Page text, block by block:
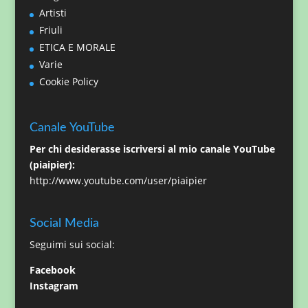
Artisti
Friuli
ETICA E MORALE
Varie
Cookie Policy
Canale YouTube
Per chi desiderasse iscriversi al mio canale YouTube
(piaipier):
http://www.youtube.com/user/piaipier
Social Media
Seguimi sui social:
Facebook
Instagram